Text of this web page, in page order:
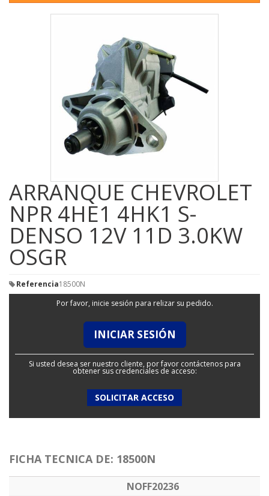
ARRANQUE CHEVROLET
NPR 4HE1 4HK1 S-
DENSO 12V 11D 3.0KW
OSGR
Referencia18500N
Por favor, inicie sesión para relizar su pedido.
INICIAR SESIÓN
Si usted desea ser nuestro cliente, por favor contáctenos para
obtener sus credenciales de acceso:
SOLICITAR ACCESO
FICHA TECNICA DE: 18500N
NOFF20236